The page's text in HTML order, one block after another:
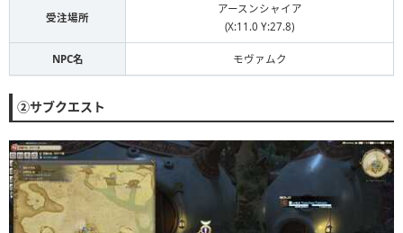
受注場所
アースンシャイア
(X:11.0 Y:27.8)
NPC名 モヴァムク
②サブクエスト